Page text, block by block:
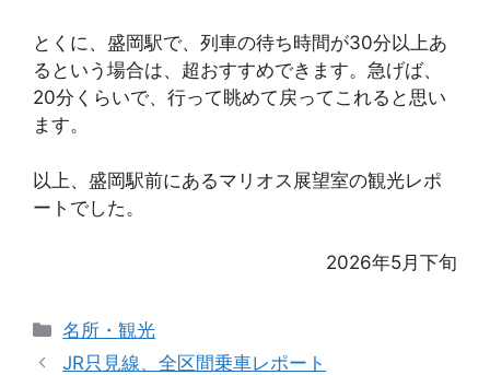
とくに、盛岡駅で、列車の待ち時間が30分以上あ
るという場合は、超おすすめできます。急げば、
20分くらいで、行って眺めて戻ってこれると思い
ます。
以上、盛岡駅前にあるマリオス展望室の観光レポ
ートでした。
2026年5月下旬
カ
テ
名所・観光
JR只見線、全区間乗車レポート